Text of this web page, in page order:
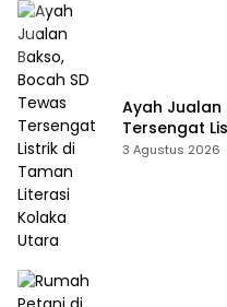
Ayah Jualan
Tersengat
Utara
3 Agustus 2026